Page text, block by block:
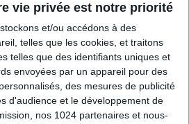
vie privée est notre priorité
stockons et/ou accédons à des
telles que les cookies, et traitons
telles que des identifiants uniques et
envoyées par un appareil pour des
des mesures de publicité
d'audience et le développement de
nos 1024 partenaires et nous-
tissu productif, 3 millions
salariés, il demeure selon
mort du Gouvernement.
que les prochains décrets
les interlocuteurs en charge
Elle appelle les nouveaux